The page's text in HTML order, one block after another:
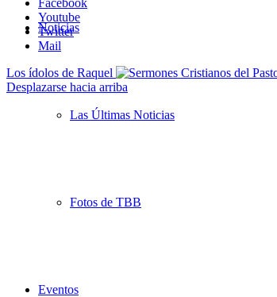
Noticias
Las Últimas Noticias
Fotos de TBB
Eventos
Facebook
Youtube
Twitter
Mail
Los ídolos de Raquel
Desplazarse hacia arriba